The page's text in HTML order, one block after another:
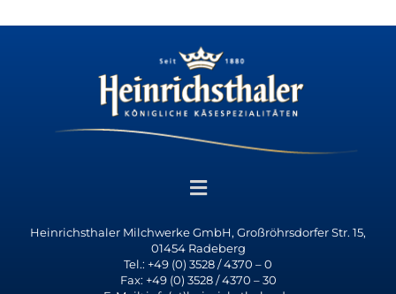
Heinrichsthaler Milchwerke GmbH, Großröhrsdorfer Str. 15,
01454 Radeberg
Tel.: +49 (0) 3528 / 4370 – 0
Fax: +49 (0) 3528 / 4370 – 30